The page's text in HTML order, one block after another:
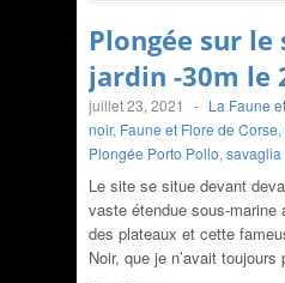
Plongée sur le
jardin -30m le
juillet 23, 2021 - La Faune
noir, Faune et Flore de Corse,
Plongée Porto Pollo, savaglia
Le site se situe devant
vaste étendue sous-marine
des plateaux et cette
Noir, que je n’avait